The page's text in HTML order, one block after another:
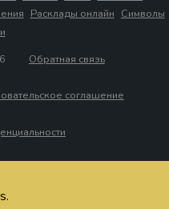
Расклады онлайн Символы
Обратная связь
соглашение